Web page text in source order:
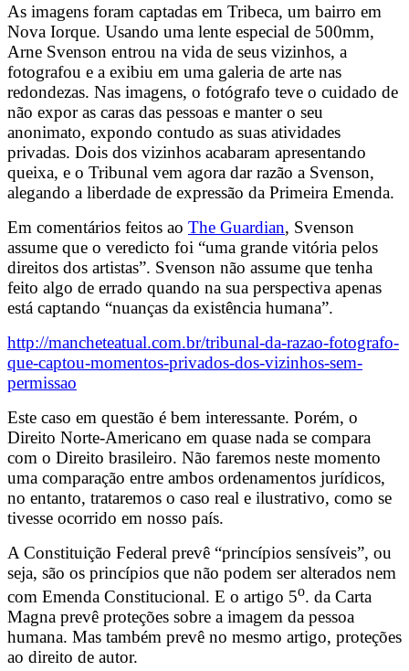
As imagens foram captadas em Tribeca, um bairro em
Nova Iorque. Usando uma lente especial de 500mm,
Arne Svenson entrou na vida de seus vizinhos, a
fotografou e a exibiu em uma galeria de arte nas
redondezas. Nas imagens, o fotógrafo teve o cuidado de
não expor as caras das pessoas e manter o seu
anonimato, expondo contudo as suas atividades
privadas. Dois dos vizinhos acabaram apresentando
queixa, e o Tribunal vem agora dar razão a Svenson,
alegando a liberdade de expressão da Primeira Emenda.
Em comentários feitos ao The Guardian, Svenson
assume que o veredicto foi “uma grande vitória pelos
direitos dos artistas”. Svenson não assume que tenha
feito algo de errado quando na sua perspectiva apenas
está captando “nuanças da existência humana”.
http://mancheteatual.com.br/tribunal-da-razao-fotografo-
que-captou-momentos-privados-dos-vizinhos-sem-
permissao
Este caso em questão é bem interessante. Porém, o
Direito Norte-Americano em quase nada se compara
com o Direito brasileiro. Não faremos neste momento
uma comparação entre ambos ordenamentos jurídicos,
no entanto, trataremos o caso real e ilustrativo, como se
tivesse ocorrido em nosso país.
A Constituição Federal prevê “princípios sensíveis”, ou
seja, são os princípios que não podem ser alterados nem
com Emenda Constitucional. E o artigo 5o. da Carta
Magna prevê proteções sobre a imagem da pessoa
humana. Mas também prevê no mesmo artigo, proteções
ao direito de autor.